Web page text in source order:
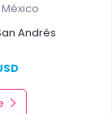
Andrés